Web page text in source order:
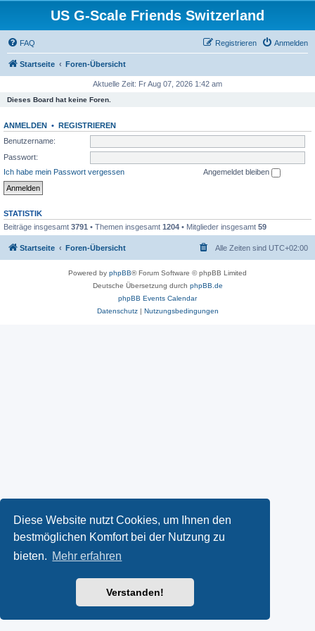
Diese Website nutzt Cookies, um Ihnen den
bestmöglichen Komfort bei der Nutzung zu
bieten. Mehr erfahren
Verstanden!
US G-Scale Friends Switzerland
FAQ Anmelden
Registrieren
Startseite Foren-Übersicht
Aktuelle Zeit: Fr Aug 07, 2026 1:42 am
Dieses Board hat keine Foren.
ANMELDEN • REGISTRIEREN
Benutzername:
Passwort:
Ich habe mein Passwort vergessen
Angemeldet bleiben
STATISTIK
Beiträge insgesamt 3791 • Themen insgesamt 1204 • Mitglieder insgesamt 59
Startseite Foren-Übersicht Alle Zeiten sind UTC+02:00
Powered by phpBB® Forum Software © phpBB Limited
Deutsche Übersetzung durch phpBB.de
phpBB Events Calendar
Datenschutz| Nutzungsbedingungen